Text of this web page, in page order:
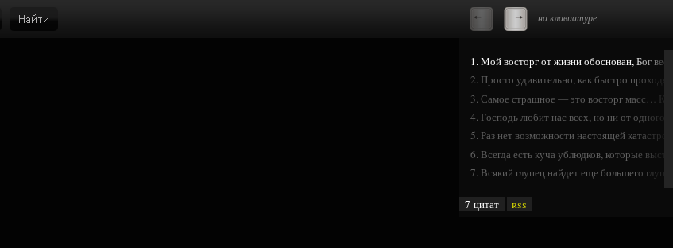
на клавиатуре
1. Мой восторг от жизни обоснован, Бог
2. Просто удивительно, как быстро
3. Самое страшное — это восторг масс…
4. Господь любит нас всех, но ни от одного
5. Раз нет возможности настоящей
6. Всегда есть куча ублюдков, которые
7. Всякий глупец найдет еще большего
7 цитат rss